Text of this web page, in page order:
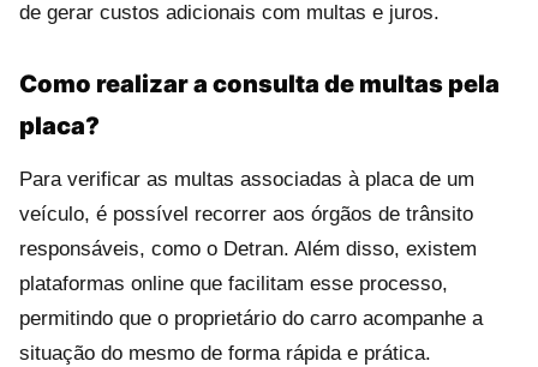
de gerar custos adicionais com multas e juros.
Como realizar a consulta de multas pela
placa?
Para verificar as multas associadas à placa de um
veículo, é possível recorrer aos órgãos de trânsito
responsáveis, como o Detran. Além disso, existem
plataformas online que facilitam esse processo,
permitindo que o proprietário do carro acompanhe a
situação do mesmo de forma rápida e prática.